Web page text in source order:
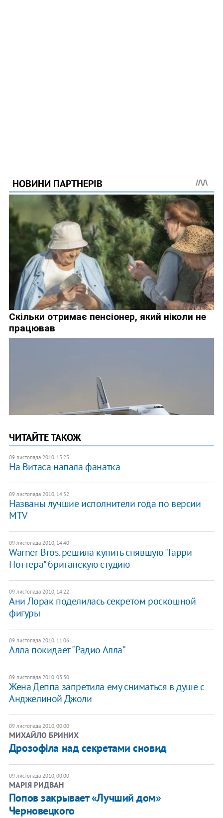
ЧИТАЙТЕ ТАКОЖ
09 листопада 2010, 15:25
На Витаса напала фанатка
09 листопада 2010, 14:52
Названы лучшие исполнители года по версии
MTV
09 листопада 2010, 14:40
Warner Bros. решила купить снявшую "Гарри
Поттера" британскую студию
09 листопада 2010, 14:22
Ани Лорак поделилась секретом роскошной
фигуры
09 листопада 2010, 11:06
Алла покидает "Радио Алла"
09 листопада 2010, 03:30
Жена Деппа запретила ему сниматься в душе с
Анджелиной Джоли
09 листопада 2010, 00:00
МИХАЙЛО БРИНИХ
Дрозофіла над секретами сновид
09 листопада 2010, 00:00
МАРІЯ РИДВАН
Попов закрывает «Лучший дом»
Черновецкого